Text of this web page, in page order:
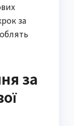
за
за